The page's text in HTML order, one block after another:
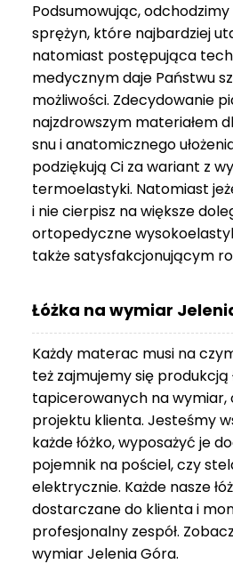
Podsumowując,
sprężyn, które najbardziej
natomiast postępująca
medycznym daje Państwu
możliwości. Zdecydowanie
najzdrowszym materiałem
snu i anatomicznego
podziękują Ci za wariant z
termoelastyki. Natomiast
i nie cierpisz na większe
ortopedyczne
także satysfakcjonującym
Łóżka na wymiar
Każdy materac musi na
też zajmujemy się produkcją
tapicerowanych na wymiar,
projektu klienta. Jesteśmy
każde łóżko, wyposażyć je
pojemnik na pościel, czy
elektrycznie. Każde nasze
dostarczane do klienta i
profesjonalny zespół.
wymiar Jelenia Góra.